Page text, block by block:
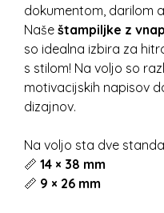
dokumentom, darilom
Naše štampiljke z
so idealna izbira za
s stilom! Na voljo so
motivacijskih napisov
dizajnov.
Na voljo sta dve
📏 14 × 38 mm
📏 9 × 26 mm